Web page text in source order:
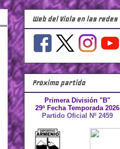
Web del Viola en las redes
Próximo partido
Primera División "B"
29ª Fecha Temporada 2026
Partido Oficial Nº 2459